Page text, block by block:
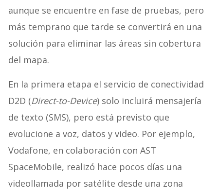
aunque se encuentre en fase de pruebas, pero
más temprano que tarde se convertirá en una
solución para eliminar las áreas sin cobertura
del mapa.
En la primera etapa el servicio de conectividad
D2D (Direct-to-Device) solo incluirá mensajería
de texto (SMS), pero está previsto que
evolucione a voz, datos y video. Por ejemplo,
Vodafone, en colaboración con AST
SpaceMobile, realizó hace pocos días una
videollamada por satélite desde una zona